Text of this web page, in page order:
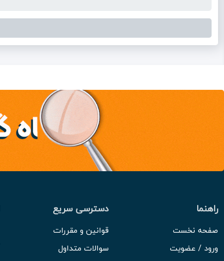
راهنما
صفحه نخست
ورود / عضویت
دسترسی سریع
قوانین و مقررات
سوالات متداول